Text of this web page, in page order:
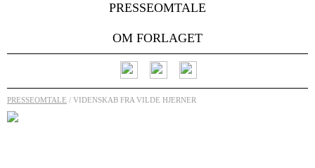
PRESSEOMTALE
OM FORLAGET
PRESSEOMTALE / VIDENSKAB FRA VILDE HJERNER